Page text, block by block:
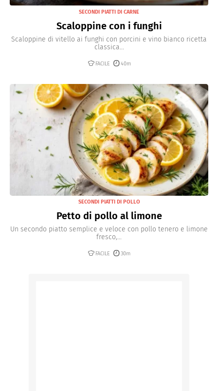
SECONDI PIATTI DI CARNE
Scaloppine con i funghi
Scaloppine di vitello ai funghi con porcini e vino bianco ricetta
classica...
FACILE 40m
SECONDI PIATTI DI POLLO
Petto di pollo al limone
Un secondo piatto semplice e veloce con pollo tenero e limone
fresco,...
FACILE 30m